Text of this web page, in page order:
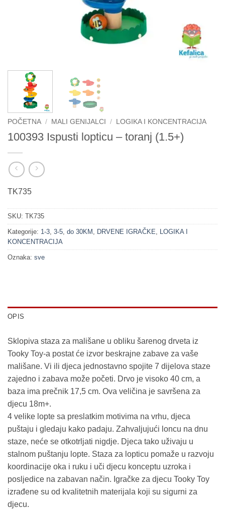
POČETNA / MALI GENIJALCI / LOGIKA I KONCENTRACIJA
100393 Ispusti lopticu – toranj (1.5+)
TK735
SKU: TK735
Kategorije: 1-3, 3-5, do 30KM , DRVENE IGRAČKE, LOGIKA I
KONCENTRACIJA
Oznaka: sve
OPIS
Sklopiva staza za mališane u obliku šarenog drveta iz
Tooky Toy-a postat će izvor beskrajne zabave za vaše
mališane. Vi ili djeca jednostavno spojite 7 dijelova staze
zajedno i zabava može početi. Drvo je visoko 40 cm, a
baza ima prečnik 17,5 cm. Ova veličina je savršena za
djecu 18m+.
4 velike lopte sa preslatkim motivima na vrhu, djeca
puštaju i gledaju kako padaju. Zahvaljujući loncu na dnu
staze, neće se otkotrljati nigdje. Djeca tako uživaju u
stalnom puštanju lopte. Staza za lopticu pomaže u razvoju
koordinacije oka i ruku i uči djecu konceptu uzroka i
posljedice na zabavan način. Igračke za djecu Tooky Toy
izrađene su od kvalitetnih materijala koji su sigurni za
djecu.